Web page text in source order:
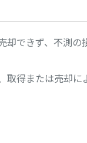
できず、不測の
取得または売却に